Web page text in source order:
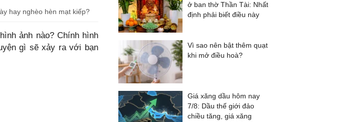
hay nghèo hèn mạt kiếp?
ảnh nào? Chính hình
gì sẽ xảy ra với bạn
ở ban thờ Thần Tài: Nhất
định phải biết điều này
Vì sao nên bật thêm quạt
khi mở điều hoà?
Giá xăng dầu hôm nay
7/8: Dầu thế giới đảo
chiều tăng, giá xăng